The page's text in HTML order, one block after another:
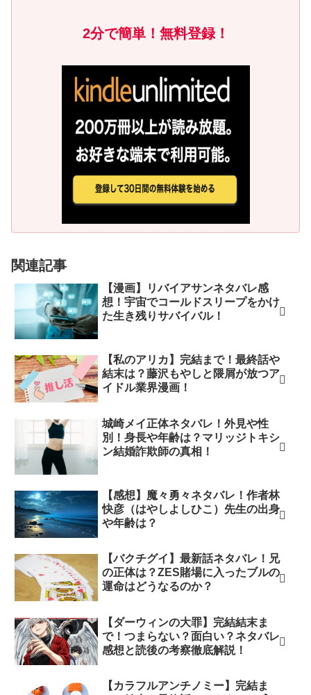
2分で簡単！無料登録！
関連記事
【漫画】リバイアサンネタバレ感
想！宇宙でコールドスリープをかけ
た生き残りサバイバル！
【私のアリカ】完結まで！最終話や
結末は？藤沢もやしと隈屑が放つア
イドル業界漫画！
城崎メイ正体ネタバレ！外見や性
別！身長や年齢は？マリッジトキシ
ン結婚詐欺師の真相！
【感想】魔々勇々ネタバレ！作者林
快彦（はやしよしひこ）先生の出身
や年齢は？
【バクチグイ】最新話ネタバレ！兄
の正体は？ZES賭場に入ったブルの
運命はどうなるのか？
【ダーウィンの大罪】完結結末ま
で！つまらない？面白い？ネタバレ
感想と読後の考察徹底解説！
【カラフルアンチノミー】完結ま